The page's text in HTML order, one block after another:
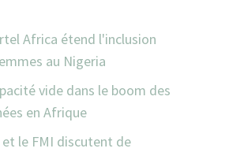
Africa étend l'inclusion
au Nigeria
vide dans le boom des
en Afrique
et le FMI discutent de